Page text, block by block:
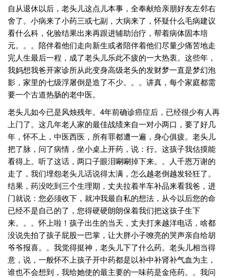
自从退休以后，老头儿这点儿本事，全奉献给亲朋好友左邻右
舍了。小病来了小药三或七副，大病来了，怀疑什么毛病建议
看什么科，化验结果出来再跟进辅助治疗，帮着病体固本培
元。。。陪伴着他们走向新生或者陪伴着他们尽量少痛苦地走
完人生最后一程，成了老头儿乐此不疲的一大热衷。这些年，
我妈想我爸开家诊所从此变身高级老头的发财梦一直是梦幻泡
影，家里的七级浮屠倒是造了不少。。。讲真，每个家庭都需
要一个古道热肠的老中医。
老头儿如今已是风烛残年。4年前确诊癌症后，已经很少有人再
上门了。这几年老人家的最佳战绩来自一对小两口，要了好几
年，怀不上，中医西医，所有罪都遭一遍，身心俱疲。老头儿
把了脉，问了病情，坐小桌上开药，说：行。这孩子我估摸能
看得上。听了这话，两口子眼泪唰唰掉下来。。人千恩万谢的
走了，我们埋怨老头儿话说得太满，怎么越老倒越发轻狂了。
结果，药没吃到三个生理期，丈夫拉着半车补品来看我爸，进
门就说：您必须收下，就冲我最自私的想法，从今以后您的命
已经不是自己的了，您得硬硬朗朗保着我们把这孩子生下
来。。。怀上啦！孩子出生的当天，丈夫打来越洋电话，啥都
没说先拍了孩子屁股一巴掌，让大胖小子嘹亮的哭声亲自给胡
爷爷报喜。。我觉得挺神，老头儿下了什么药。老头儿相当得
意，说，一般怀不上孩子开中药都是以补中补肾补气血为主，
谁也不会想到，我给她使的最主要的一味药是金疮药。。我问